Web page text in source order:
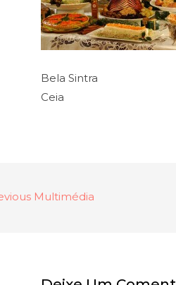
Bela Sintra
Ceia
Multimédia